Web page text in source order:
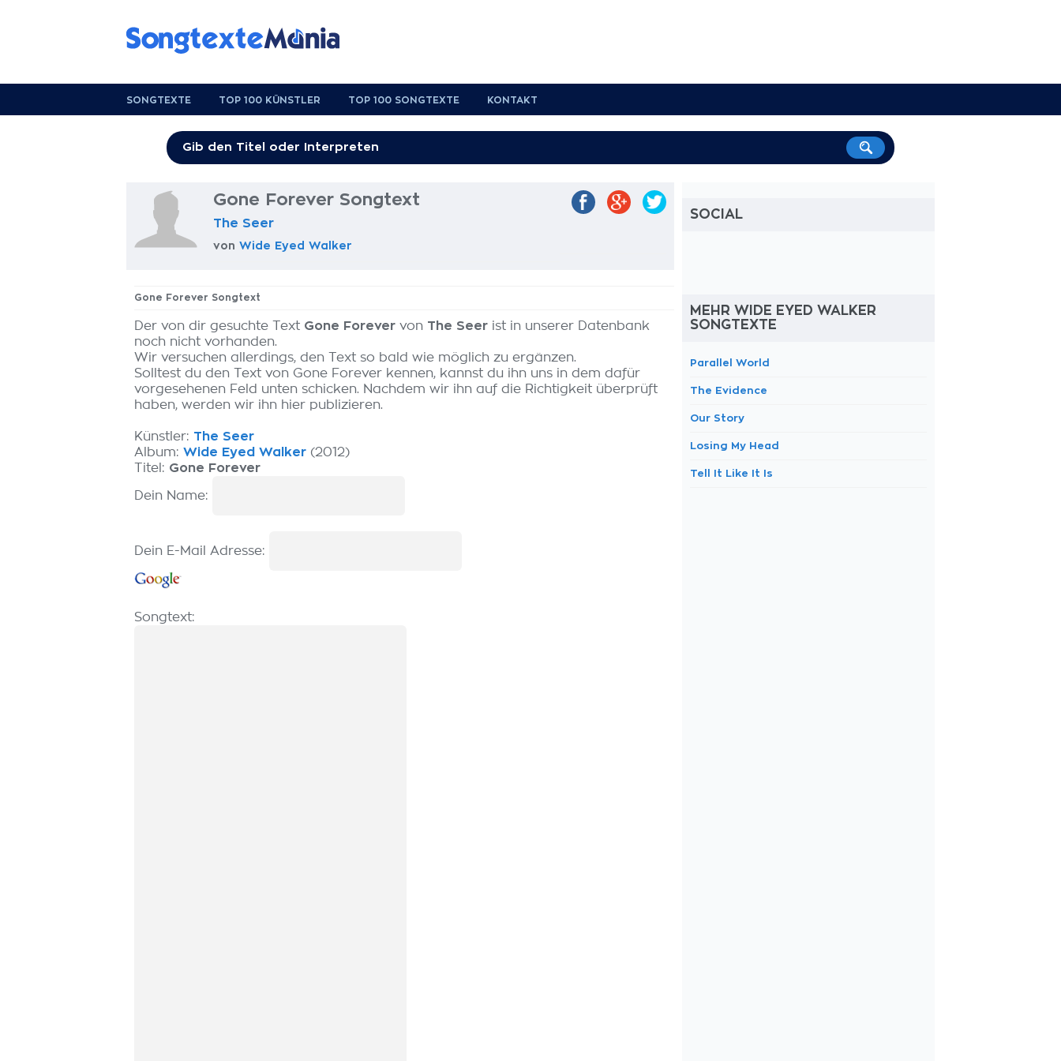
SONGTEXTE TOP 100 KÜNSTLER TOP 100 SONGTEXTE KONTAKT
Gone Forever Songtext
The Seer
von Wide Eyed Walker
Gone Forever Songtext
Der von dir gesuchte Text Gone Forever von The Seer ist in unserer Datenbank
noch nicht vorhanden.
Wir versuchen allerdings, den Text so bald wie möglich zu ergänzen.
Solltest du den Text von Gone Forever kennen, kannst du ihn uns in dem dafür
vorgesehenen Feld unten schicken. Nachdem wir ihn auf die Richtigkeit überprüft
haben, werden wir ihn hier publizieren.
Künstler: The Seer
Album: Wide Eyed Walker (2012)
Titel: Gone Forever
Dein Name:
Dein E-Mail Adresse:
Songtext:
SOCIAL
MEHR WIDE EYED WALKER
SONGTEXTE
Parallel World
The Evidence
Our Story
Losing My Head
Tell It Like It Is